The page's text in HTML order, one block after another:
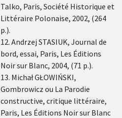
Talko, Paris, Société Historique et
Littéraire Polonaise, 2002, (264
p.).
12. Andrzej STASIUK, Journal de
bord, essai, Paris, Les Éditions
Noir sur Blanc, 2004, (71 p.).
13. Michał GŁOWIŃSKI,
Gombrowicz ou La Parodie
constructive, critique littéraire,
Paris, Les Éditions Noir sur Blanc